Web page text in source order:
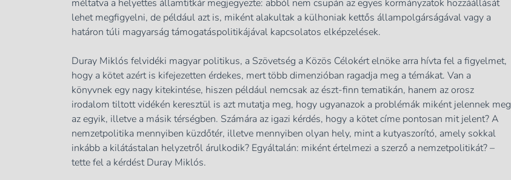
méltatva a helyettes államtitkár megjegyezte: abból nem csupán az egyes kormányzatok hozzáállását
lehet megfigyelni, de például azt is, miként alakultak a külhoniak kettős állampolgárságával vagy a
határon túli magyarság támogatáspolitikájával kapcsolatos elképzelések.
Duray Miklós felvidéki magyar politikus, a Szövetség a Közös Célokért elnöke arra hívta fel a figyelmet,
hogy a kötet azért is kifejezetten érdekes, mert több dimenzióban ragadja meg a témákat. Van a
könyvnek egy nagy kitekintése, hiszen például nemcsak az észt-finn tematikán, hanem az orosz
irodalom tiltott vidékén keresztül is azt mutatja meg, hogy ugyanazok a problémák miként jelennek meg
az egyik, illetve a másik térségben. Számára az igazi kérdés, hogy a kötet címe pontosan mit jelent? A
nemzetpolitika mennyiben küzdőtér, illetve mennyiben olyan hely, mint a kutyaszorító, amely sokkal
inkább a kilátástalan helyzetről árulkodik? Egyáltalán: miként értelmezi a szerző a nemzetpolitikát? –
tette fel a kérdést Duray Miklós.